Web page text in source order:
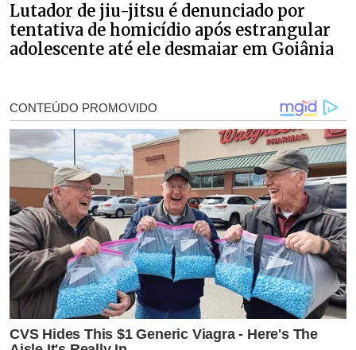
Lutador de jiu-jitsu é denunciado por
tentativa de homicídio após estrangular
adolescente até ele desmaiar em Goiânia